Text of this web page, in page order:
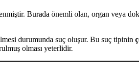
Burada önemli olan, organ veya
durumunda suç oluşur. Bu suç tipinin
olması yeterlidir.